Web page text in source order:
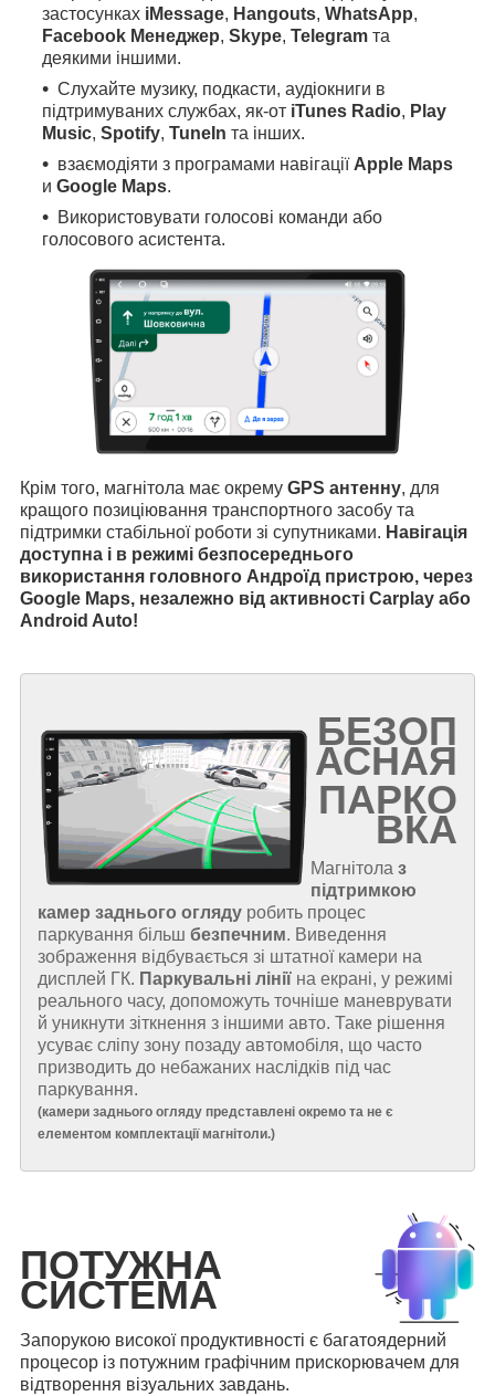
застосунках iMessage, Hangouts, WhatsApp,
Facebook Менеджер, Skype, Telegram та
деякими іншими.
Слухайте музику, подкасти, аудіокниги в
підтримуваних службах, як-от iTunes Radio, Play
Music, Spotify, TuneIn та інших.
взаємодіяти з програмами навігації Apple Maps
и Google Maps.
Використовувати голосові команди або
голосового асистента.
Крім того, магнітола має окрему GPS антенну, для
кращого позиціювання транспортного засобу та
підтримки стабільної роботи зі супутниками. Навігація
доступна і в режимі безпосереднього
використання головного Андроїд пристрою, через
Google Maps, незалежно від активності Carplay або
Android Auto!
БЕЗОП
АСНАЯ
ПАРКО
ВКА
Магнітола з
підтримкою
камер заднього огляду робить процес
паркування більш безпечним. Виведення
зображення відбувається зі штатної камери на
дисплей ГК. Паркувальні лінії на екрані, у режимі
реального часу, допоможуть точніше маневрувати
й уникнути зіткнення з іншими авто. Таке рішення
усуває сліпу зону позаду автомобіля, що часто
призводить до небажаних наслідків під час
паркування.
(камери заднього огляду представлені окремо та не є
елементом комплектації магнітоли.)
ПОТУЖНА
СИСТЕМА
Запорукою високої продуктивності є багатоядерний
процесор із потужним графічним прискорювачем для
відтворення візуальних завдань.